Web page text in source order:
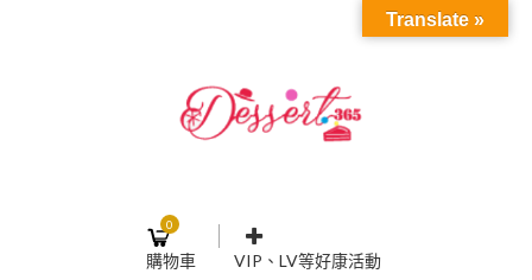
0
購物車 VIP、LV等好康活動
Translate »